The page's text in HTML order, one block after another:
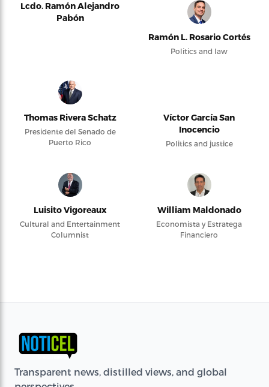
Lcdo. Ramón Alejandro
Pabón
Ramón L. Rosario Cortés
Politics and law
Thomas Rivera Schatz
Presidente del Senado de
Puerto Rico
Víctor García San
Inocencio
Politics and justice
Luisito Vigoreaux
Cultural and Entertainment
Columnist
William Maldonado
Economista y Estratega
Financiero
Transparent news, distilled views, and global